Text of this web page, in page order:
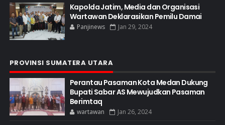
Kapolda Jatim, Media dan Organisasi
Wartawan Deklarasikan Pemilu Damai
Panjinews Jan 29, 2024
PROVINSI SUMATERA UTARA
Perantau Pasaman Kota Medan Dukung
Bupati Sabar AS Mewujudkan Pasaman
Berimtaq
wartawan Jan 26, 2024